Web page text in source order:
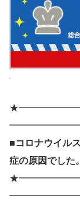
■コロナウイル
症の原因でした。